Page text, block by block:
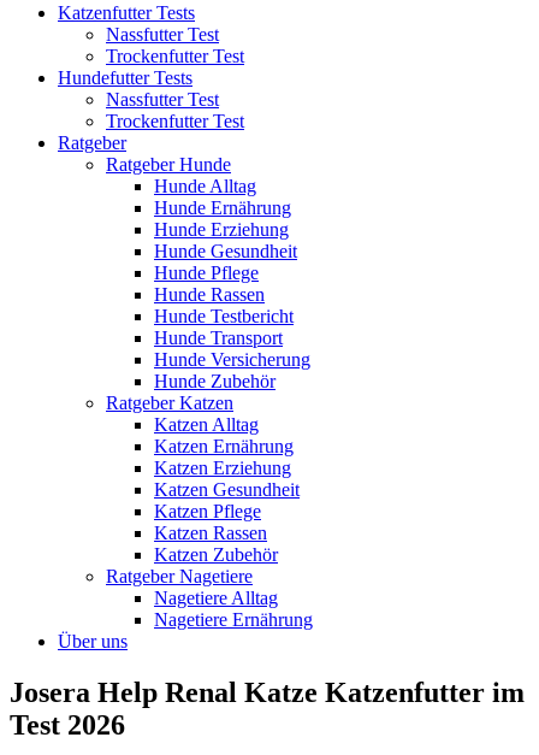
Katzenfutter Tests
Nassfutter Test
Trockenfutter Test
Hundefutter Tests
Nassfutter Test
Trockenfutter Test
Ratgeber
Ratgeber Hunde
Hunde Alltag
Hunde Ernährung
Hunde Erziehung
Hunde Gesundheit
Hunde Pflege
Hunde Rassen
Hunde Testbericht
Hunde Transport
Hunde Versicherung
Hunde Zubehör
Ratgeber Katzen
Katzen Alltag
Katzen Ernährung
Katzen Erziehung
Katzen Gesundheit
Katzen Pflege
Katzen Rassen
Katzen Zubehör
Ratgeber Nagetiere
Nagetiere Alltag
Nagetiere Ernährung
Über uns
Josera Help Renal Katze Katzenfutter im
Test 2026